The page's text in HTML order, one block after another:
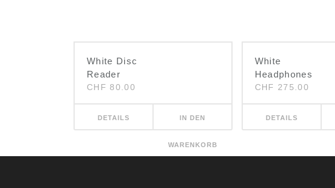
White Disc
Reader
CHF 80.00
DETAILS IN DEN
WARENKORB
White
Headphones
CHF 275.00
DETAILS